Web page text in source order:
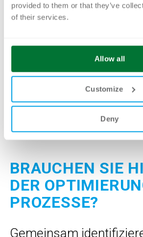
provided to them or that they’ve
of their services.
Allow all
Customize
Deny
Aspekte. Daher ist es
ausreichend Zeit für die
langfristigen Geschäftserfolg
BRAUCHEN SIE
DER
PROZESSE?
Gemeinsam